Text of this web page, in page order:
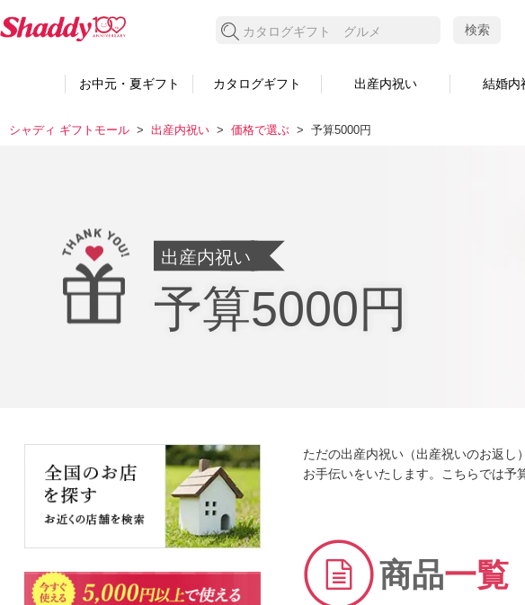
検索する 検索
お中元・夏ギフト カタログギフト 出産内祝い 結婚内
シャディ ギフトモール 出産内祝い 価格で選ぶ 予算5000円
出産内祝い
予算5000円
ただの出産内祝い（出産祝いのお返し
お手伝いをいたします。こちらでは予
商品一覧